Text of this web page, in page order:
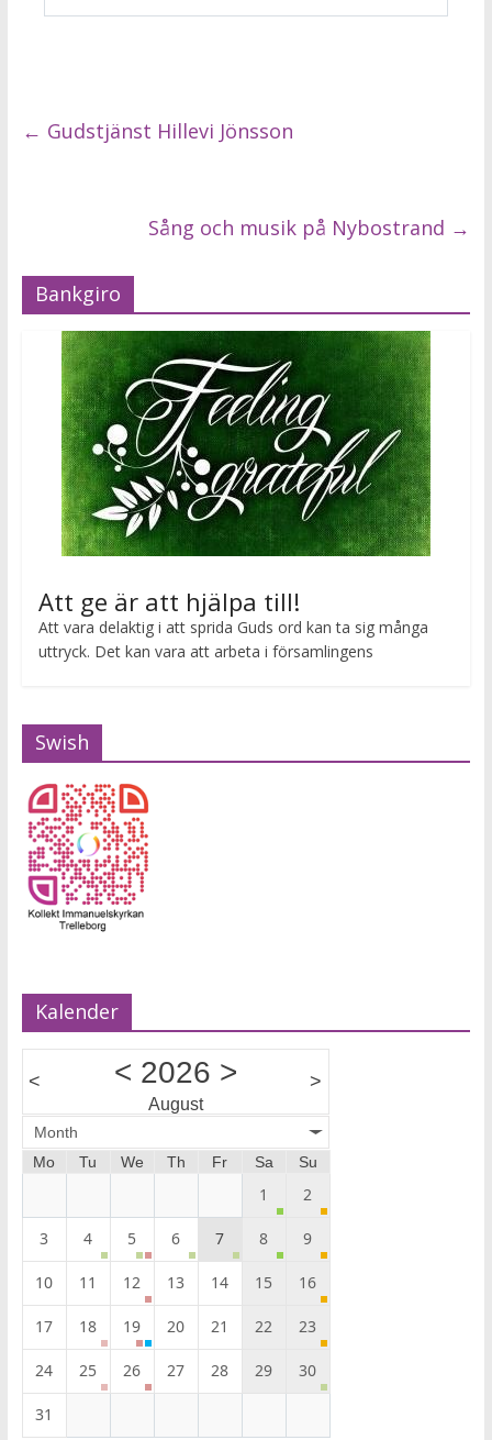
← Gudstjänst Hillevi Jönsson
Sång och musik på Nybostrand →
Bankgiro
Att ge är att hjälpa till!
Att vara delaktig i att sprida Guds ord kan ta sig många
uttryck. Det kan vara att arbeta i församlingens
Swish
Kalender
< < 2026 >
August
>
Month
Mo
Tu We Th Fr Sa Su
1 2
3 4 5 6 7 8 9
10 11 12 13 14 15 16
17 18 19 20 21 22 23
24 25 26 27 28 29 30
31